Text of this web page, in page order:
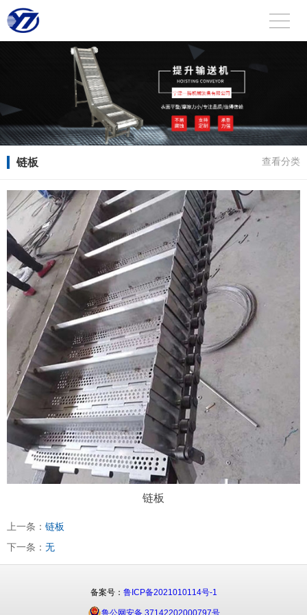
链板 查看分类
链板
上一条： 链板
下一条： 无
备案号： 鲁ICP备2021010114号-1
鲁公网安备 37142202000797号